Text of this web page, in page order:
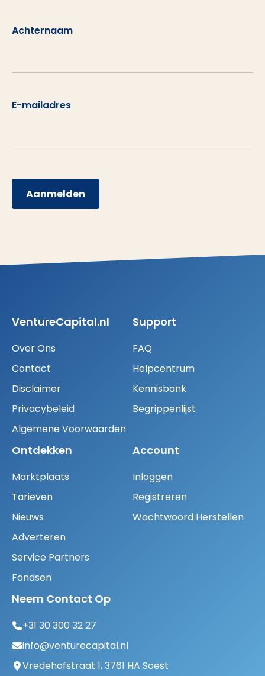
Achternaam
E-mailadres
Aanmelden
VentureCapital.nl
Over Ons
Contact
Disclaimer
Privacybeleid
Algemene Voorwaarden
Support
FAQ
Helpcentrum
Kennisbank
Begrippenlijst
Ontdekken
Marktplaats
Tarieven
Nieuws
Adverteren
Service Partners
Fondsen
Account
Inloggen
Registreren
Wachtwoord Herstellen
Neem Contact Op
+31 30 300 32 27
info@venturecapital.nl
Vredehofstraat 1, 3761 HA Soest